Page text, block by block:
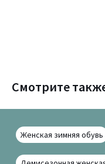
Смотрите
Женская зимняя обувь